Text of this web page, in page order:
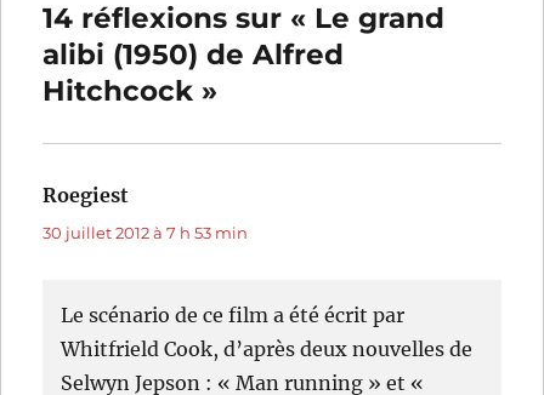
14 réflexions sur « Le grand
alibi (1950) de Alfred
Hitchcock »
Roegiest
30 juillet 2012 à 7 h 53 min
Le scénario de ce film a été écrit par
Whitfrield Cook, d’après deux nouvelles de
Selwyn Jepson : « Man running » et «